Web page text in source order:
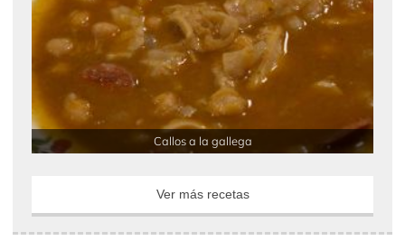
Callos a la gallega
Ver más recetas